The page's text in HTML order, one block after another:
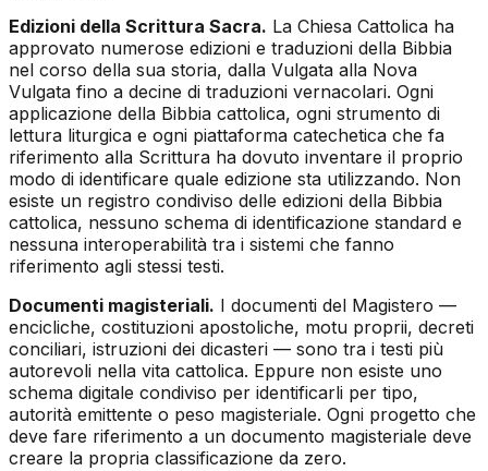
Edizioni della Scrittura Sacra. La Chiesa Cattolica ha
approvato numerose edizioni e traduzioni della Bibbia
nel corso della sua storia, dalla Vulgata alla Nova
Vulgata fino a decine di traduzioni vernacolari. Ogni
applicazione della Bibbia cattolica, ogni strumento di
lettura liturgica e ogni piattaforma catechetica che fa
riferimento alla Scrittura ha dovuto inventare il proprio
modo di identificare quale edizione sta utilizzando. Non
esiste un registro condiviso delle edizioni della Bibbia
cattolica, nessuno schema di identificazione standard e
nessuna interoperabilità tra i sistemi che fanno
riferimento agli stessi testi.
Documenti magisteriali. I documenti del Magistero —
encicliche, costituzioni apostoliche, motu proprii, decreti
conciliari, istruzioni dei dicasteri — sono tra i testi più
autorevoli nella vita cattolica. Eppure non esiste uno
schema digitale condiviso per identificarli per tipo,
autorità emittente o peso magisteriale. Ogni progetto che
deve fare riferimento a un documento magisteriale deve
creare la propria classificazione da zero.